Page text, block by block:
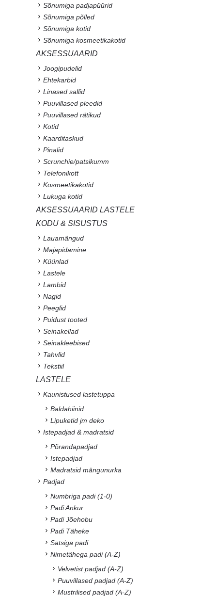
Sõnumiga padjapüürid
Sõnumiga põlled
Sõnumiga kotid
Sõnumiga kosmeetikakotid
AKSESSUAARID
Joogipudelid
Ehtekarbid
Linased sallid
Puuvillased pleedid
Puuvillased rätikud
Kotid
Kaarditaskud
Pinalid
Scrunchie/patsikumm
Telefonikott
Kosmeetikakotid
Lukuga kotid
AKSESSUAARID LASTELE
KODU & SISUSTUS
Lauamängud
Majapidamine
Küünlad
Lastele
Lambid
Nagid
Peeglid
Puidust tooted
Seinakellad
Seinakleebised
Tahvlid
Tekstiil
LASTELE
Kaunistused lastetuppa
Baldahiinid
Lipuketid jm deko
Istepadjad & madratsid
Põrandapadjad
Istepadjad
Madratsid mängunurka
Padjad
Numbriga padi (1-0)
Padi Ankur
Padi Jõehobu
Padi Täheke
Satsiga padi
Nimetähega padi (A-Z)
Velvetist padjad (A-Z)
Puuvillased padjad (A-Z)
Mustrilised padjad (A-Z)